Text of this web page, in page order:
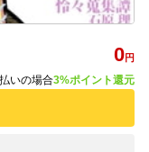
0円
いの場合3%ポイント還元